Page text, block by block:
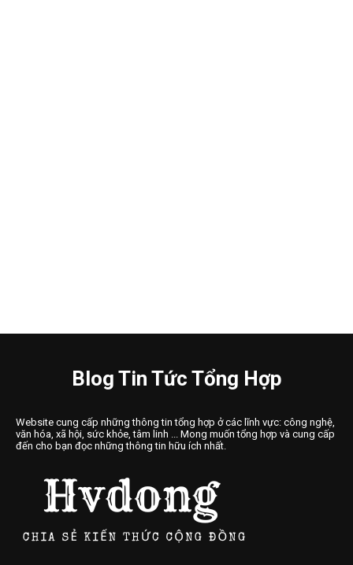
Blog Tin Tức Tổng Hợp
Website cung cấp những thông tin tổng hợp ở các lĩnh vực: công nghệ,
văn hóa, xã hội, sức khỏe, tâm linh ... Mong muốn tổng hợp và cung cấp
đến cho bạn đọc những thông tin hữu ích nhất.